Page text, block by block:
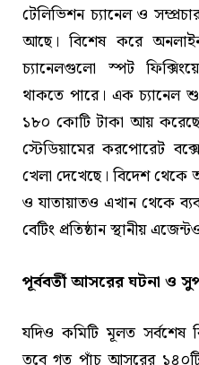
টেলিভিশন চ্যানেল ও
আছে। বিশেষ করে অনলাইন
চ্যানেলগুলো স্পট
থাকতে পারে। এক চ্যানেল
১৮০ কোটি টাকা আয়
স্টেডিয়ামের করপোরেট
খেলা দেখেছে। বিদেশ থেকে
ও যাতায়াতও এখান থেকে
বেটিং প্রতিষ্ঠান স্থানীয়
পূর্ববর্তী আসরের ঘটনা ও
যদিও কমিটি মূলত সর্বশেষ